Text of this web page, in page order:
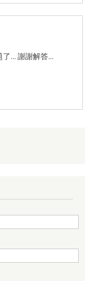
... 謝謝解答...